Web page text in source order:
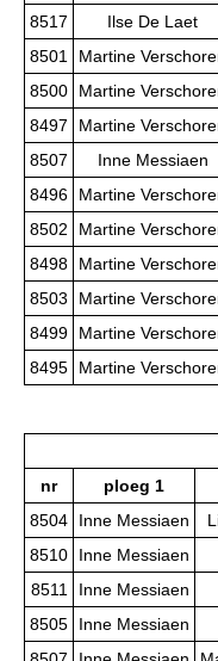
8517
Ilse De Laet
8501
Martine
8500
Martine
8497
Martine
8507
Inne Messiaen
8496
Martine
8502
Martine
8498
Martine
8503
Martine
8499
Martine
8495
Martine
nr
ploeg 1
8504
Inne Messiaen
8510
Inne Messiaen
8511
Inne Messiaen
8505
Inne Messiaen